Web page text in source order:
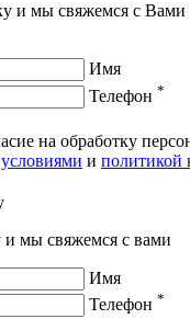
и мы свяжемся с Вами
Имя
Телефон *
на обработку
условиями и политикой
и мы свяжемся с вами
Имя
Телефон *